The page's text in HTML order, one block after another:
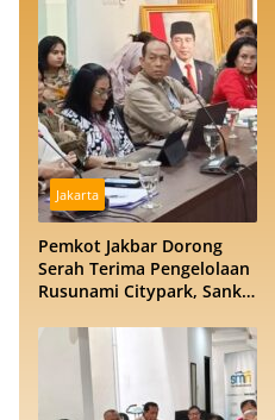
Jakarta
Pemkot Jakbar Dorong
Serah Terima Pengelolaan
Rusunami Citypark, Sanksi
Berlarut